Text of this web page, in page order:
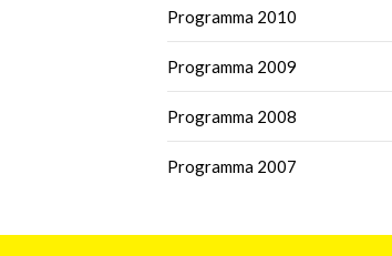
Programma 2010
Programma 2009
Programma 2008
Programma 2007